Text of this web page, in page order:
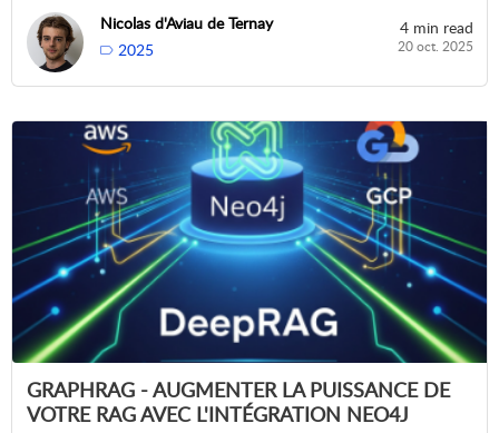
Nicolas d'Aviau de Ternay
2025
4 min read
20 oct. 2025
GRAPHRAG - AUGMENTER LA PUISSANCE DE
VOTRE RAG AVEC L'INTÉGRATION NEO4J